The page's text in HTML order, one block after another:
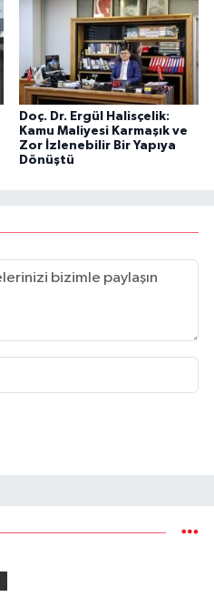
Doç. Dr. Ergül Halisçelik:
Kamu Maliyesi Karmaşık ve
Zor İzlenebilir Bir Yapıya
Dönüştü